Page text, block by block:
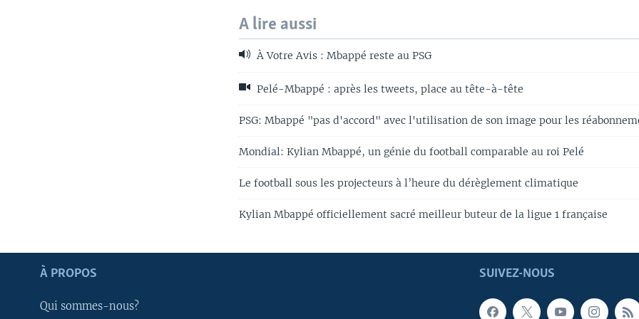
SUIVEZ-NOUS
A lire aussi
À Votre Avis : Mbappé reste au PSG
Pelé-Mbappé : après les tweets, place au tête-à-tête
PSG: Mbappé "pas d'accord" avec l'utilisation de son image pour les
Mondial: Kylian Mbappé, un génie du football comparable au roi Pelé
Le football sous les projecteurs à l’heure du dérèglement climatique
Kylian Mbappé officiellement sacré meilleur buteur de la ligue 1 française
SUIVEZ-NOUS
À PROPOS
Qui sommes-nous?